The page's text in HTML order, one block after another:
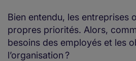
Bien entendu, les entreprises
propres priorités. Alors,
besoins des employés et les
l’organisation ?